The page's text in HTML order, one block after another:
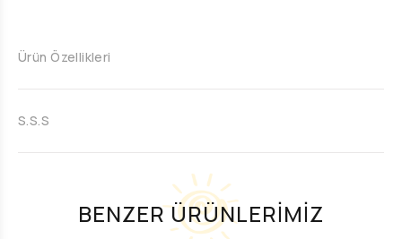
Ürün Özellikleri
S.S.S
BENZER ÜRÜNLERİMİZ